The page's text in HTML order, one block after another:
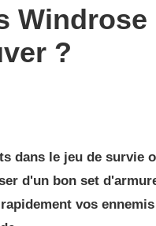
Windrose
?
dans le jeu de survie
d'un bon set
vos